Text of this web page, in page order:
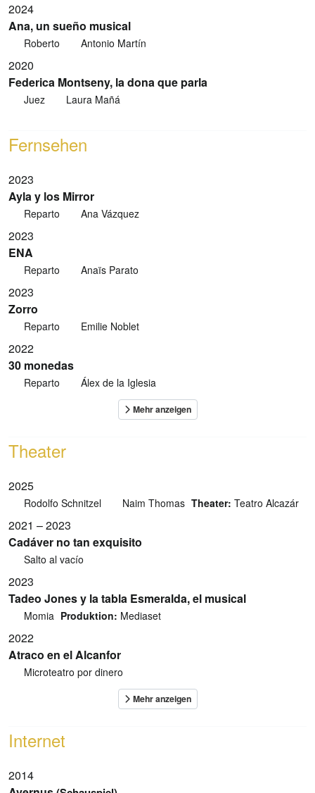
2024
Ana, un sueño musical
Roberto Antonio Martín
2020
Federica Montseny, la dona que parla
Juez Laura Mañá
Fernsehen
2023
Ayla y los Mirror
Reparto Ana Vázquez
2023
ENA
Reparto Anaïs Parato
2023
Zorro
Reparto Emilie Noblet
2022
30 monedas
Reparto Álex de la Iglesia
Theater
2025
Rodolfo Schnitzel Naim Thomas Theater: Teatro Alcazár
2021 – 2023
Cadáver no tan exquisito
Salto al vacío
2023
Tadeo Jones y la tabla Esmeralda, el musical
Momia Produktion: Mediaset
2022
Atraco en el Alcanfor
Microteatro por dinero
Internet
2014